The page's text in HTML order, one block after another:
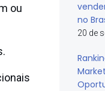
ou
no
20 de